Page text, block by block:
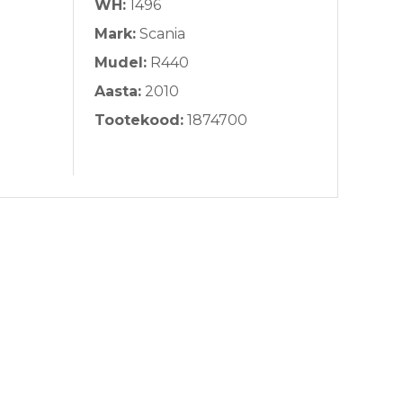
WH: 1496
Mark: Scania
Mudel: R440
Aasta: 2010
Tootekood: 1874700